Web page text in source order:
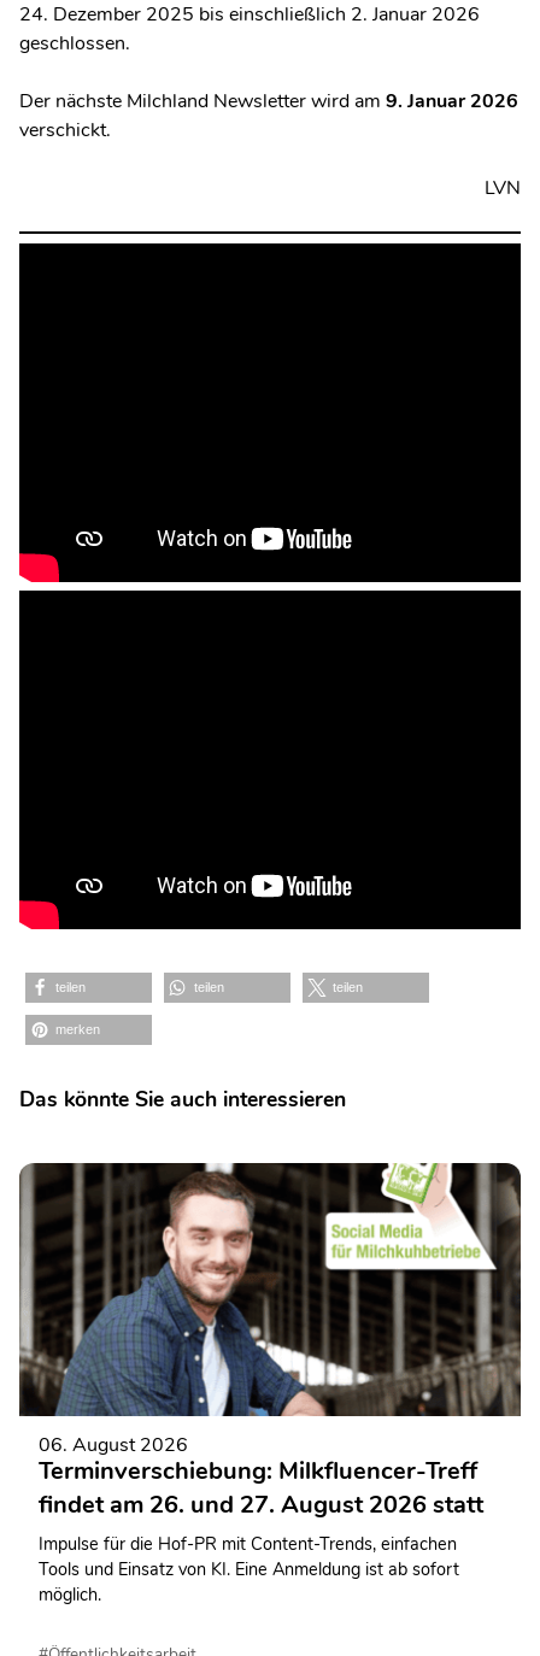
24. Dezember 2025 bis einschließlich 2. Januar 2026
geschlossen.
Der nächste Milchland Newsletter wird am 9. Januar 2026
verschickt.
LVN
teilen teilen teilen
merken
Das könnte Sie auch interessieren
06. August 2026
Terminverschiebung: Milkfluencer-Treff
findet am 26. und 27. August 2026 statt
Impulse für die Hof-PR mit Content-Trends, einfachen
Tools und Einsatz von KI. Eine Anmeldung ist ab sofort
möglich.